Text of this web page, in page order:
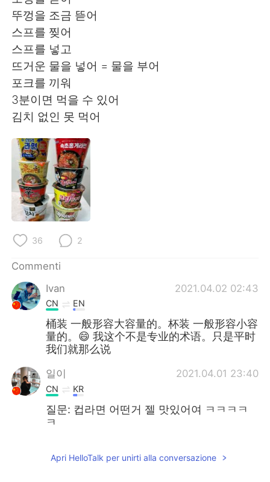
ไทย
Türkçe
Português
뚜껑을 조금 뜯어
스프를 찢어
스프를 넣고
뜨거운 물을 넣어 = 물을 부어
포크를 끼워
3분이면 먹을 수 있어
김치 없인 못 먹어
36 2
Commenti
Ivan
2021.04.02 02:43
CN EN
桶装 一般形容大容量的。杯装 一般形容小容
量的。😄 我这个不是专业的术语。只是平时
我们就那么说
일이 2021.04.01 23:40
CN KR
질문: 컵라면 어떤거 젤 맛있어여 ㅋㅋㅋㅋ
ㅋ
Apri HelloTalk per unirti alla conversazione